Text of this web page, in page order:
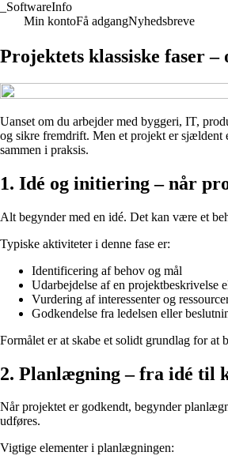
SoftwareInfo
Min kontoFå adgangNyhedsbreve
Projektets klassiske faser
Uanset om du arbejder med byggeri, IT,
og sikre fremdrift. Men et projekt er sjældent
sammen i praksis.
1. Idé og initiering – når
Alt begynder med en idé. Det kan være et
Typiske aktiviteter i denne fase er:
Identificering af behov og mål
Udarbejdelse af en projektbeskrivelse
Vurdering af interessenter og
Godkendelse fra ledelsen eller
Formålet er at skabe et solidt grundlag for at
2. Planlægning – fra idé til
Når projektet er godkendt, begynder
udføres.
Vigtige elementer i planlægningen: